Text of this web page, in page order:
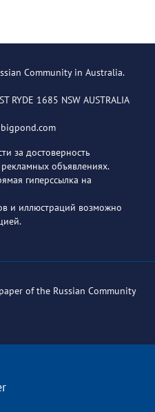
Community in Australia.
RYDE 1685 NSW AUSTRALIA
за достоверность
объявлениях.
гиперссылка на
и иллюстраций возможно
of the Russian Community